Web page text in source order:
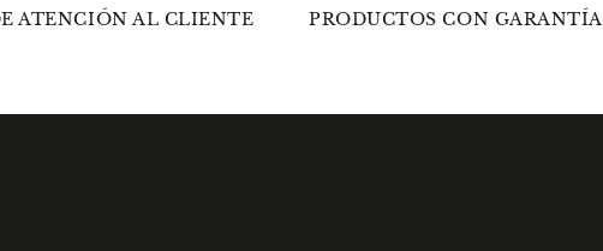
ATENCIÓN AL CLIENTE PRODUCTOS CON GARANTÍA